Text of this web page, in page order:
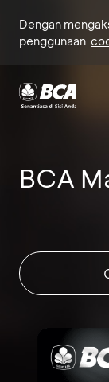
Dengan
penggunaan
BCA